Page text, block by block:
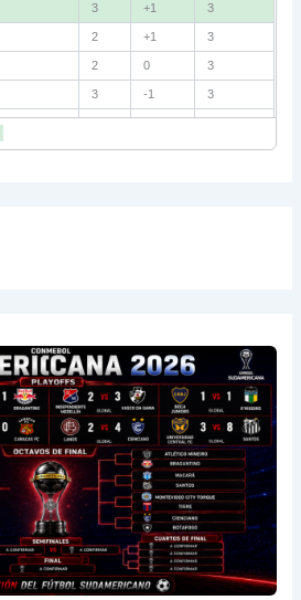
3 +1 3
2 +1 3
2 0 3
3 -1 3
2 -2 1